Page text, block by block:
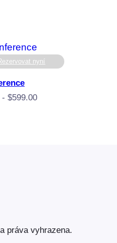
nyní
- $599.00Rozpětí
práva vyhrazena.